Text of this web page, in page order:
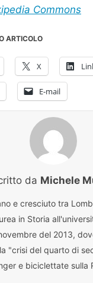
Commons
ARTICOLO
X
E-mail
da Michele
e cresciuto tra
in Storia
del 2013,
"crisi del quarto di
e biciclettate sulla